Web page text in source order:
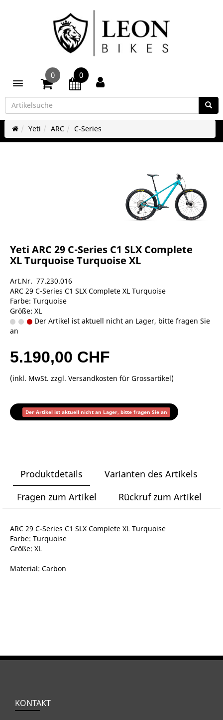
Toggle navigation
0 0
Yeti ARC C-Series
Yeti ARC 29 C-Series C1 SLX Complete
XL Turquoise Turquoise XL
Art.Nr. 77.230.016
ARC 29 C-Series C1 SLX Complete XL Turquoise
Farbe: Turquoise
Größe: XL
Der Artikel ist aktuell nicht an Lager, bitte fragen Sie
an
5.190,00 CHF
(inkl. MwSt. zzgl. Versandkosten für Grossartikel)
Der Artikel ist aktuell nicht an Lager, bitte fragen Sie an
Produktdetails
Varianten des Artikels
Fragen zum Artikel
Rückruf zum Artikel
ARC 29 C-Series C1 SLX Complete XL Turquoise
Farbe: Turquoise
Größe: XL
Material: Carbon
KONTAKT